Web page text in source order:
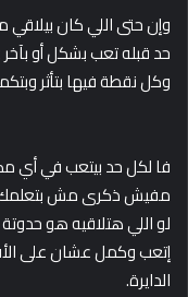
وإن حتى اللي كان
حد قبله تعب بشكل أو
وكل نقطة فيها بتأثر
فا لكل حد بيتعب في أي
مفيش ذكرى مش
لو اللي هتلاقيه هو
إتعب وكمل عشان على
الدايرة.